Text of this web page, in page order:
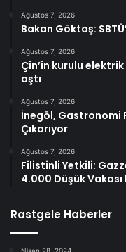
Ağustos 7, 2026
Bakan Göktaş:
Ağustos 7, 2026
Çin’in kurulu
aştı
Ağustos 7, 2026
İnegöl, Gastronomi
Çıkarıyor
Ağustos 7, 2026
Filistinli Yetkili:
4.000 Düşük
Rastgele Haberler
Nisan 28, 2024